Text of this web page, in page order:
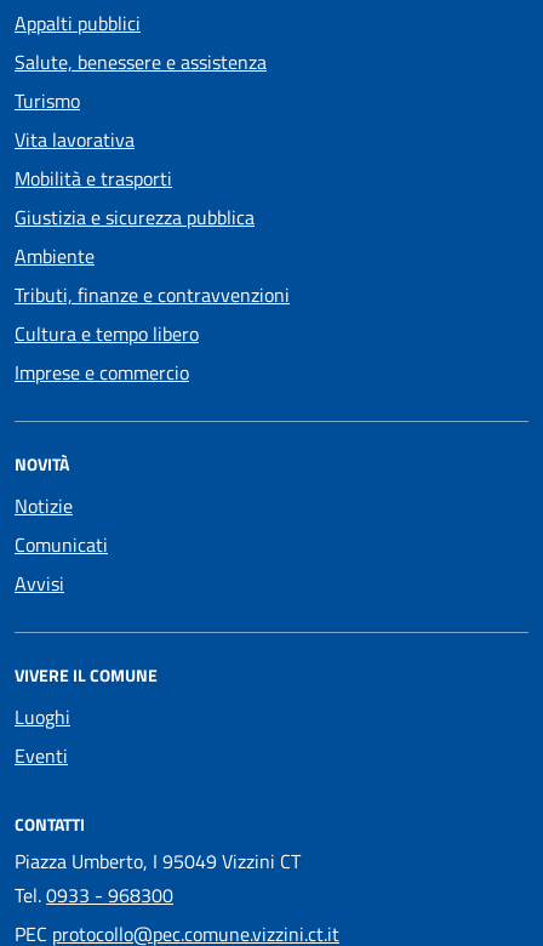
Appalti pubblici
Salute, benessere e assistenza
Turismo
Vita lavorativa
Mobilità e trasporti
Giustizia e sicurezza pubblica
Ambiente
Tributi, finanze e contravvenzioni
Cultura e tempo libero
Imprese e commercio
NOVITÀ
Notizie
Comunicati
Avvisi
VIVERE IL COMUNE
Luoghi
Eventi
CONTATTI
Piazza Umberto, I 95049 Vizzini CT
Tel.0933 - 968300
PEC protocollo@pec.comune.vizzini.ct.it